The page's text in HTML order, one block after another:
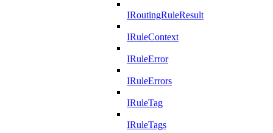
IRoutingRuleResult
IRuleContext
IRuleError
IRuleErrors
IRuleTag
IRuleTags